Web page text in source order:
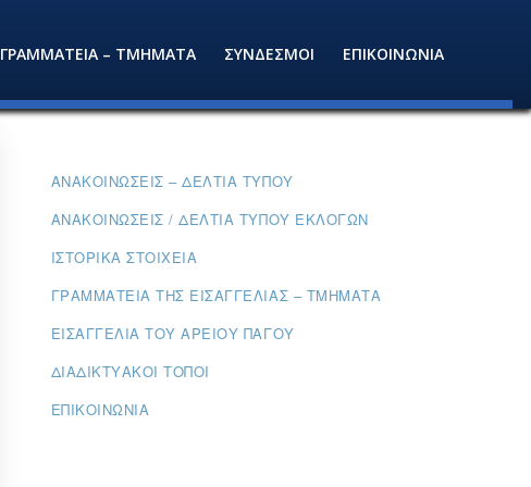
ΓΡΑΜΜΑΤΕΙΑ – ΤΜΗΜΑΤΑ ΣΥΝΔΕΣΜΟΙ ΕΠΙΚΟΙΝΩΝΙΑ
ΑΝΑΚΟΙΝΏΣΕΙΣ – ΔΕΛΤΊΑ ΤΎΠΟΥ
ΑΝΑΚΟΙΝΏΣΕΙΣ / ΔΕΛΤΊΑ ΤΎΠΟΥ ΕΚΛΟΓΏΝ
ΙΣΤΟΡΙΚΆ ΣΤΟΙΧΕΊΑ
ΓΡΑΜΜΑΤΕΊΑ ΤΗΣ ΕΙΣΑΓΓΕΛΊΑΣ – ΤΜΉΜΑΤΑ
ΕΙΣΑΓΓΕΛΊΑ ΤΟΥ ΑΡΕΊΟΥ ΠΆΓΟΥ
ΔΙΑΔΙΚΤΥΑΚΟΊ ΤΌΠΟΙ
ΕΠΙΚΟΙΝΩΝΊΑ